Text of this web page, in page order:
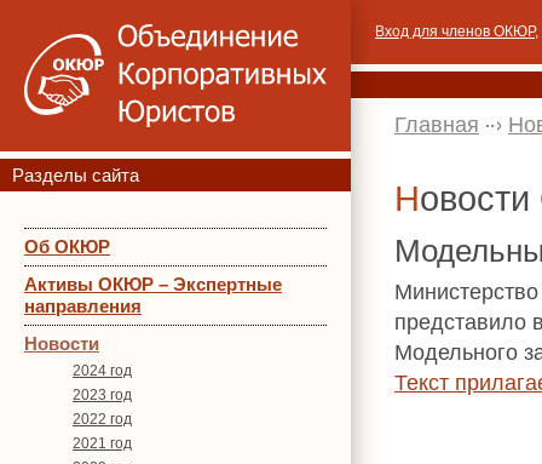
Разделы сайта
Об ОКЮР
Активы ОКЮР – Экспертные
направления
Новости
2024 год
2023 год
2022 год
2021 год
Вход для членов ОКЮР,
Главная
представило
Модельного
Текст